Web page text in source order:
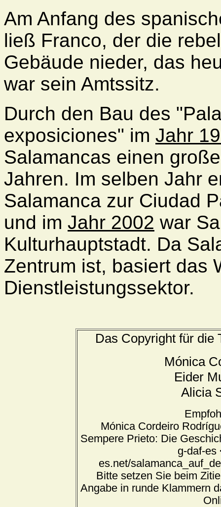
Am Anfang des
ließ Franco, der die
Gebäude nieder, das
war sein Amtssitz.
Durch den Bau des
exposiciones" im Jahr
Salamancas einen
Jahren. Im selben Jahr
Salamanca zur Ciudad
und im Jahr 2002 war
Kulturhauptstadt. Da
Zentrum ist, basiert das
Dienstleistungssektor.
Das Copyright für die
Mónica
Eider
Alicia
Mónica Cordeiro
Sempere Prieto: Die
g-daf-es
es.net/
Bitte setzen Sie beim
Angabe in runde Klammern